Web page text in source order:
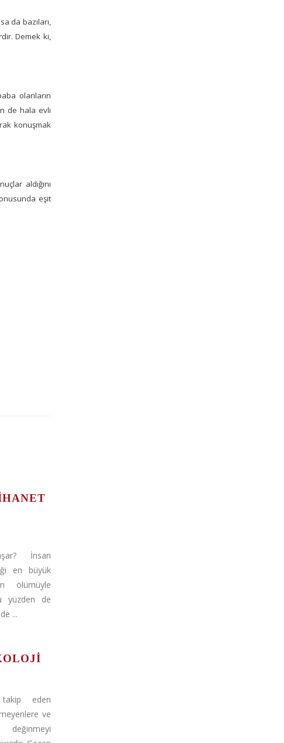
da bazıları,
Demek ki,
olanların
de hala evli
konuşmak
aldığını
eşit
İnsan
en büyük
ölümüyle
yüzden de
...
eden
ve